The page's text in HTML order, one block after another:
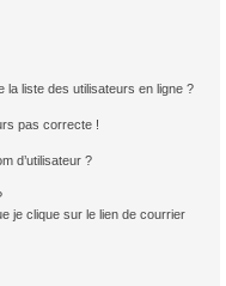
la liste des utilisateurs en ligne ?
pas correcte !
d’utilisateur ?
je clique sur le lien de courrier